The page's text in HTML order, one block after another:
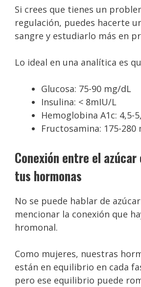
Si crees que tienes un
regulación, puedes hacerte
sangre y estudiarlo más en
Lo ideal en una analítica es
Glucosa: 75-90 mg/dL
Insulina: < 8mIU/L
Hemoglobina A1c: 4,5-
Fructosamina: 175-280
Conexión entre el
tus hormonas
No se puede hablar de
mencionar la conexión que
hromonal.
Como mujeres, nuestras
están en equilibrio en cada
pero ese equilibrio puede